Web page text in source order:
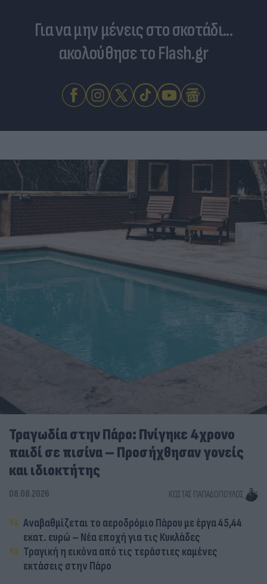
Για να μην μένεις στο σκοτάδι...
ακολούθησε το Flash.gr
Τραγωδία στην Πάρο: Πνίγηκε 4χρονο
παιδί σε πισίνα – Προσήχθησαν γονείς
και ιδιοκτήτης
08.08.2026 ΚΏΣΤΑΣ ΠΑΠΑΔΌΠΟΥΛΟΣ
Αναβαθμίζεται το αεροδρόμιο Πάρου με έργα 45,44
εκατ. ευρώ – Νέα εποχή για τις Κυκλάδες
Τραγική η εικόνα από τις τεράστιες καμένες
εκτάσεις στην Πάρο